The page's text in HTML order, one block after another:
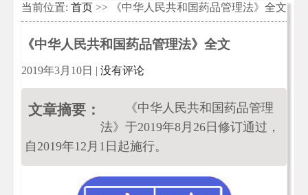
当前位置: 首页 >> 《中华人民共和国药品管理法》全文
《中华人民共和国药品管理法》全文
2019年3月10日 | 没有评论
文章摘要：
《中华人民共和国药品管理
法》于2019年8月26日修订通过，
自2019年12月1日起施行。